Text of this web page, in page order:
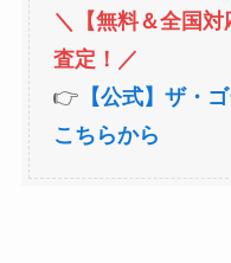
＼【無料＆全国
査定！／
👉 【公式】ザ・
こちらから